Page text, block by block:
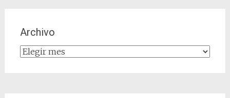
Archivo
Archivo